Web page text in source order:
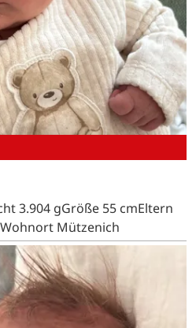
3.904 gGröße 55 cmEltern
Mützenich